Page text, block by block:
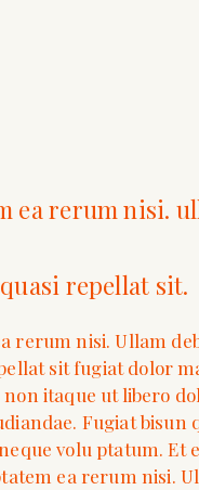
ea rerum nisi.
repellat sit.
rerum nisi. Ullam
sit fugiat dolor
non itaque ut libero
Fugiat bisun
volu ptatum. Et
ea rerum nisi.